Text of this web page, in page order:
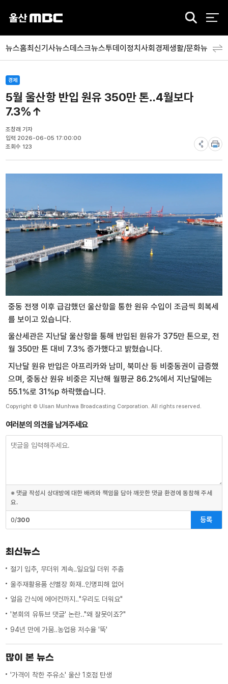
검
뉴스홈최신기사뉴스데스크뉴스투데이정치사회경제생활/문화뉴스특
경제
5월 울산항 반입 원유 350만 톤‥4월보다
7.3%↑
조창래 기자
입력 2026-06-05 17:00:00
조회수 123
중동 전쟁 이후 급감했던 울산항을 통한 원유 수입이 조금씩 회복세
를 보이고 있습니다.
울산세관은 지난달 울산항을 통해 반입된 원유가 375만 톤으로, 전
월 350만 톤 대비 7.3% 증가했다고 밝혔습니다.
지난달 원유 반입은 아프리카와 남미, 북미산 등 비중동권이 급증했
으며, 중동산 원유 비중은 지난해 월평균 86.2%에서 지난달에는
55.1%로 31%p 하락했습니다.
Copyright © Ulsan Munhwa Broadcasting Corporation. All rights reserved.
여러분의 의견을 남겨주세요
※ 댓글 작성시 상대방에 대한 배려와 책임을 담아 깨끗한 댓글 환경에 동참해 주세
요.
0/300 등록
최신뉴스
절기 입추, 무더위 계속‥일요일 더위 주춤
울주재활용품 선별장 화재‥인명피해 없어
얼음 간식에 에어컨까지‥"우리도 더워요"
'본회의 유튜브 댓글' 논란.."왜 잘못이죠?"
94년 만에 가뭄‥농업용 저수율 '뚝'
많이 본 뉴스
'가격이 착한 주유소' 울산 1호점 탄생